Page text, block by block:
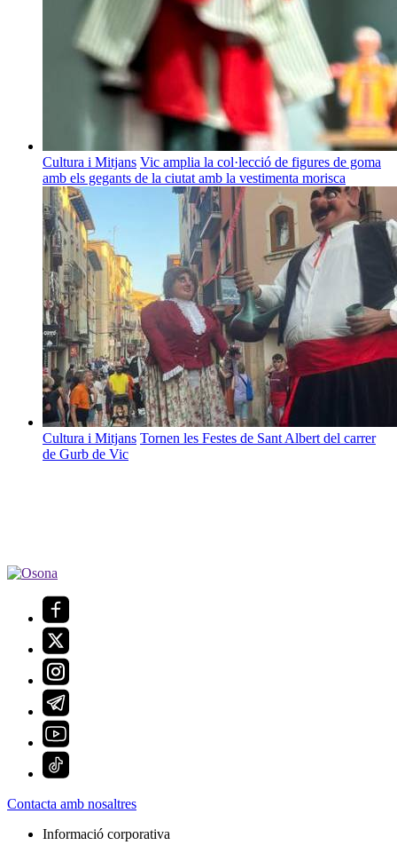
Cultura i Mitjans Vic amplia la col·lecció de figures de goma
amb els gegants de la ciutat amb la vestimenta morisca
Cultura i Mitjans Tornen les Festes de Sant Albert del carrer
de Gurb de Vic
Contacta amb nosaltres
Informació corporativa